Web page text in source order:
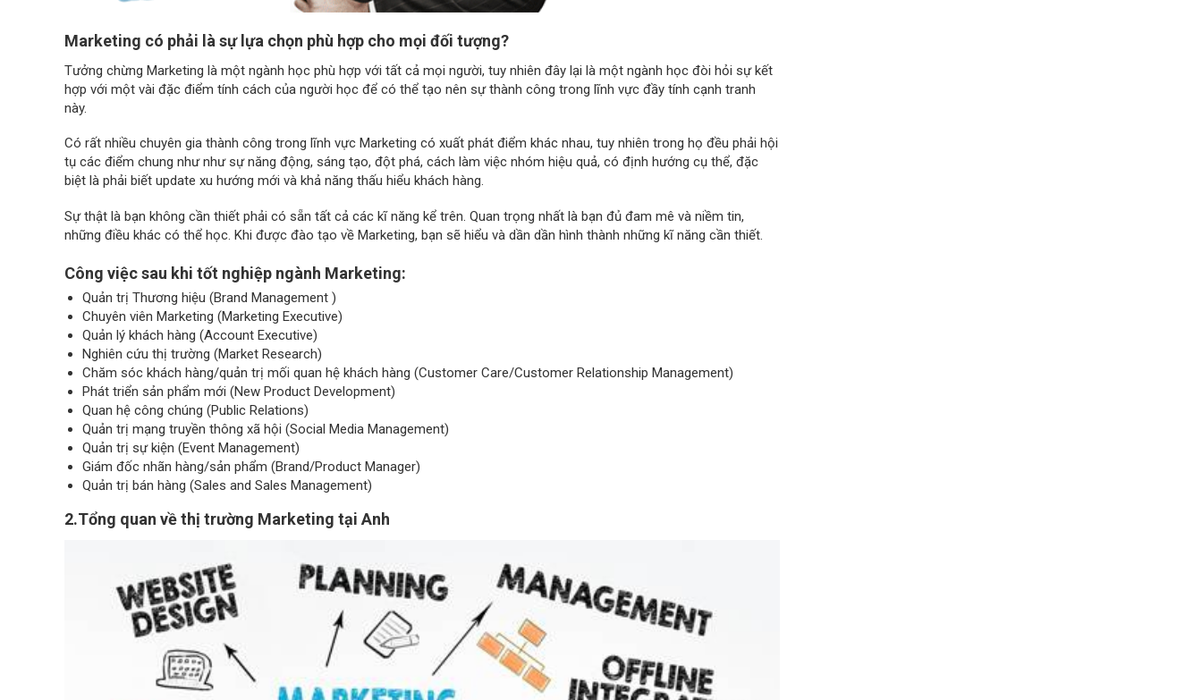
Marketing có phải là sự lựa chọn phù hợp cho mọi đối tượng?
Tưởng chừng Marketing là một ngành học phù hợp với tất cả mọi người, tuy nhiên đây lại là một ngành học đòi hỏi sự kết
hợp với một vài đặc điểm tính cách của người học để có thể tạo nên sự thành công trong lĩnh vực đầy tính cạnh tranh
này.
Có rất nhiều chuyên gia thành công trong lĩnh vực Marketing có xuất phát điểm khác nhau, tuy nhiên trong họ đều phải hội
tụ các điểm chung như như sự năng động, sáng tạo, đột phá, cách làm việc nhóm hiệu quả, có định hướng cụ thể, đặc
biệt là phải biết update xu hướng mới và khả năng thấu hiểu khách hàng.
Sự thật là bạn không cần thiết phải có sẵn tất cả các kĩ năng kể trên. Quan trọng nhất là bạn đủ đam mê và niềm tin,
những điều khác có thể học. Khi được đào tạo về Marketing, bạn sẽ hiểu và dần dần hình thành những kĩ năng cần thiết.
Công việc sau khi tốt nghiệp ngành Marketing:
Quản trị Thương hiệu (Brand Management )
Chuyên viên Marketing (Marketing Executive)
Quản lý khách hàng (Account Executive)
Nghiên cứu thị trường (Market Research)
Chăm sóc khách hàng/quản trị mối quan hệ khách hàng (Customer Care/Customer Relationship Management)
Phát triển sản phẩm mới (New Product Development)
Quan hệ công chúng (Public Relations)
Quản trị mạng truyền thông xã hội (Social Media Management)
Quản trị sự kiện (Event Management)
Giám đốc nhãn hàng/sản phẩm (Brand/Product Manager)
Quản trị bán hàng (Sales and Sales Management)
2.Tổng quan về thị trường Marketing tại Anh